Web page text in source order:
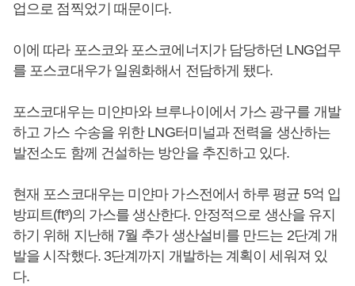
업으로 점찍었기 때문이다.
이에 따라 포스코와 포스코에너지가 담당하던 LNG업무
를 포스코대우가 일원화해서 전담하게 됐다.
포스코대우는 미얀마와 브루나이에서 가스 광구를 개발
하고 가스 수송을 위한 LNG터미널과 전력을 생산하는
발전소도 함께 건설하는 방안을 추진하고 있다.
현재 포스코대우는 미얀마 가스전에서 하루 평균 5억 입
방피트(ft³)의 가스를 생산한다. 안정적으로 생산을 유지
하기 위해 지난해 7월 추가 생산설비를 만드는 2단계 개
발을 시작했다. 3단계까지 개발하는 계획이 세워져 있
다.